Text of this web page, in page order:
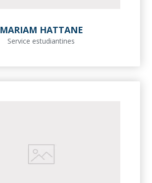
MARIAM HATTANE
Service estudiantines